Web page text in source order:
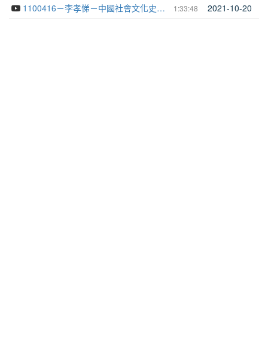
1:33:48
1100416－李孝悌－中國社會文化史系列───上海摩登 2021-10-20